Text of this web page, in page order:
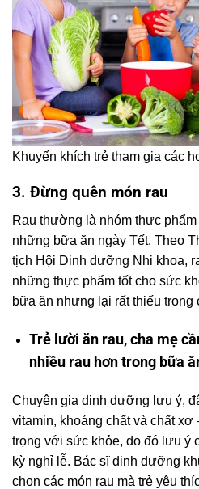
Khuyến khích trẻ tham gia các
3. Đừng quên món rau
Rau thường là nhóm thực
những bữa ăn ngày Tết. Theo
tịch Hội Dinh dưỡng Nhi khoa,
những thực phẩm tốt cho sức
bữa ăn nhưng lại rất thiếu trong
Trẻ lười ăn rau, cha mẹ
nhiều rau hơn trong bữa
Chuyên gia dinh dưỡng lưu ý,
vitamin, khoáng chất và chất xơ
trọng với sức khỏe, do đó lưu ý
kỳ nghỉ lễ. Bác sĩ dinh dưỡng
chọn các món rau mà trẻ yêu